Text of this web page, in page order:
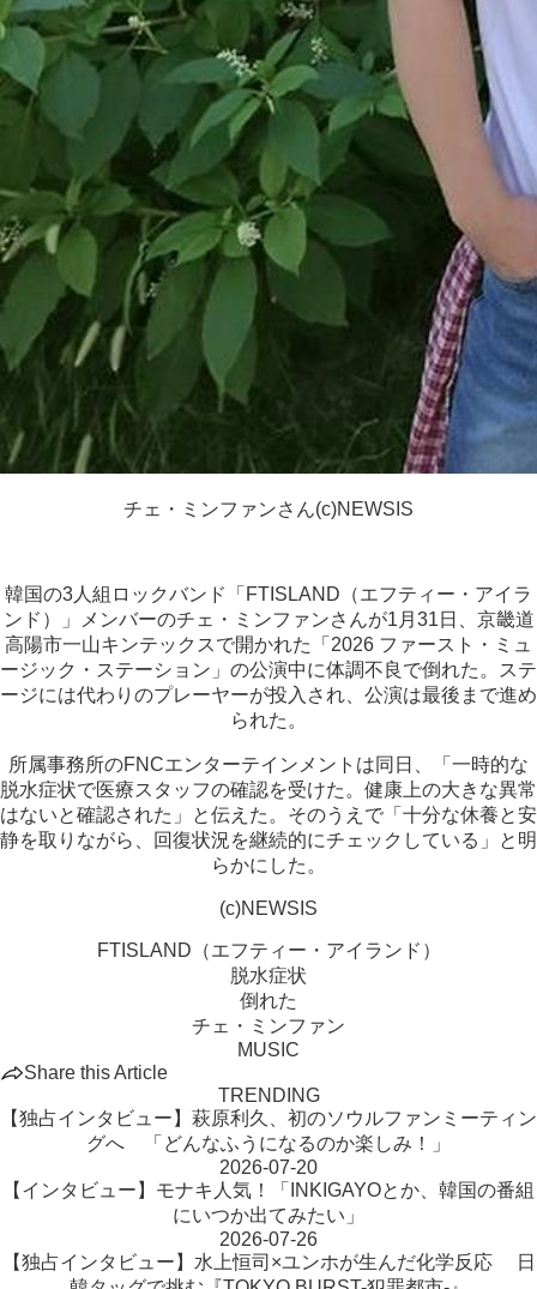
チェ・ミンファンさん(c)NEWSIS
韓国の3人組ロックバンド「FTISLAND（エフティー・アイラ
ンド）」メンバーのチェ・ミンファンさんが1月31日、京畿道
高陽市一山キンテックスで開かれた「2026 ファースト・ミュ
ージック・ステーション」の公演中に体調不良で倒れた。ステ
ージには代わりのプレーヤーが投入され、公演は最後まで進め
られた。
所属事務所のFNCエンターテインメントは同日、「一時的な
脱水症状で医療スタッフの確認を受けた。健康上の大きな異常
はないと確認された」と伝えた。そのうえで「十分な休養と安
静を取りながら、回復状況を継続的にチェックしている」と明
らかにした。
(c)NEWSIS
FTISLAND（エフティー・アイランド）
脱水症状
倒れた
チェ・ミンファン
MUSIC
Share this Article
TRENDING
【独占インタビュー】萩原利久、初のソウルファンミーティン
グへ 「どんなふうになるのか楽しみ！」
2026-07-20
【インタビュー】モナキ人気！「INKIGAYOとか、韓国の番組
にいつか出てみたい」
2026-07-26
【独占インタビュー】水上恒司×ユンホが生んだ化学反応 日